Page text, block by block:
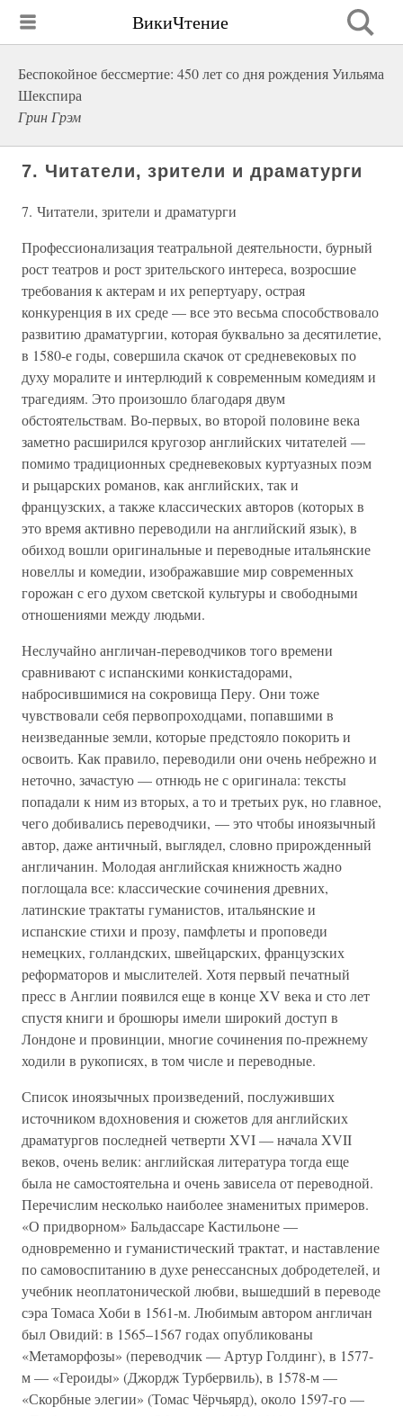
ВикиЧтение
Беспокойное бессмертие: 450 лет со дня рождения Уильяма
Шекспира
Грин Грэм
7. Читатели, зрители и драматурги
7. Читатели, зрители и драматурги
Профессионализация театральной деятельности, бурный
рост театров и рост зрительского интереса, возросшие
требования к актерам и их репертуару, острая
конкуренция в их среде — все это весьма способствовало
развитию драматургии, которая буквально за десятилетие,
в 1580-е годы, совершила скачок от средневековых по
духу моралите и интерлюдий к современным комедиям и
трагедиям. Это произошло благодаря двум
обстоятельствам. Во-первых, во второй половине века
заметно расширился кругозор английских читателей —
помимо традиционных средневековых куртуазных поэм
и рыцарских романов, как английских, так и
французских, а также классических авторов (которых в
это время активно переводили на английский язык), в
обиход вошли оригинальные и переводные итальянские
новеллы и комедии, изображавшие мир современных
горожан с его духом светской культуры и свободными
отношениями между людьми.
Неслучайно англичан-переводчиков того времени
сравнивают с испанскими конкистадорами,
набросившимися на сокровища Перу. Они тоже
чувствовали себя первопроходцами, попавшими в
неизведанные земли, которые предстояло покорить и
освоить. Как правило, переводили они очень небрежно и
неточно, зачастую — отнюдь не с оригинала: тексты
попадали к ним из вторых, а то и третьих рук, но главное,
чего добивались переводчики, — это чтобы иноязычный
автор, даже античный, выглядел, словно прирожденный
англичанин. Молодая английская книжность жадно
поглощала все: классические сочинения древних,
латинские трактаты гуманистов, итальянские и
испанские стихи и прозу, памфлеты и проповеди
немецких, голландских, швейцарских, французских
реформаторов и мыслителей. Хотя первый печатный
пресс в Англии появился еще в конце XV века и сто лет
спустя книги и брошюры имели широкий доступ в
Лондоне и провинции, многие сочинения по-прежнему
ходили в рукописях, в том числе и переводные.
Список иноязычных произведений, послуживших
источником вдохновения и сюжетов для английских
драматургов последней четверти XVI — начала XVII
веков, очень велик: английская литература тогда еще
была не самостоятельна и очень зависела от переводной.
Перечислим несколько наиболее знаменитых примеров.
«О придворном» Бальдассаре Кастильоне —
одновременно и гуманистический трактат, и наставление
по самовоспитанию в духе ренессансных добродетелей, и
учебник неоплатонической любви, вышедший в переводе
сэра Томаса Хоби в 1561-м. Любимым автором англичан
был Овидий: в 1565–1567 годах опубликованы
«Метаморфозы» (переводчик — Артур Голдинг), в 1577-
м — «Героиды» (Джордж Турбервиль), в 1578-м —
«Скорбные элегии» (Томас Чёрчьярд), около 1597-го —